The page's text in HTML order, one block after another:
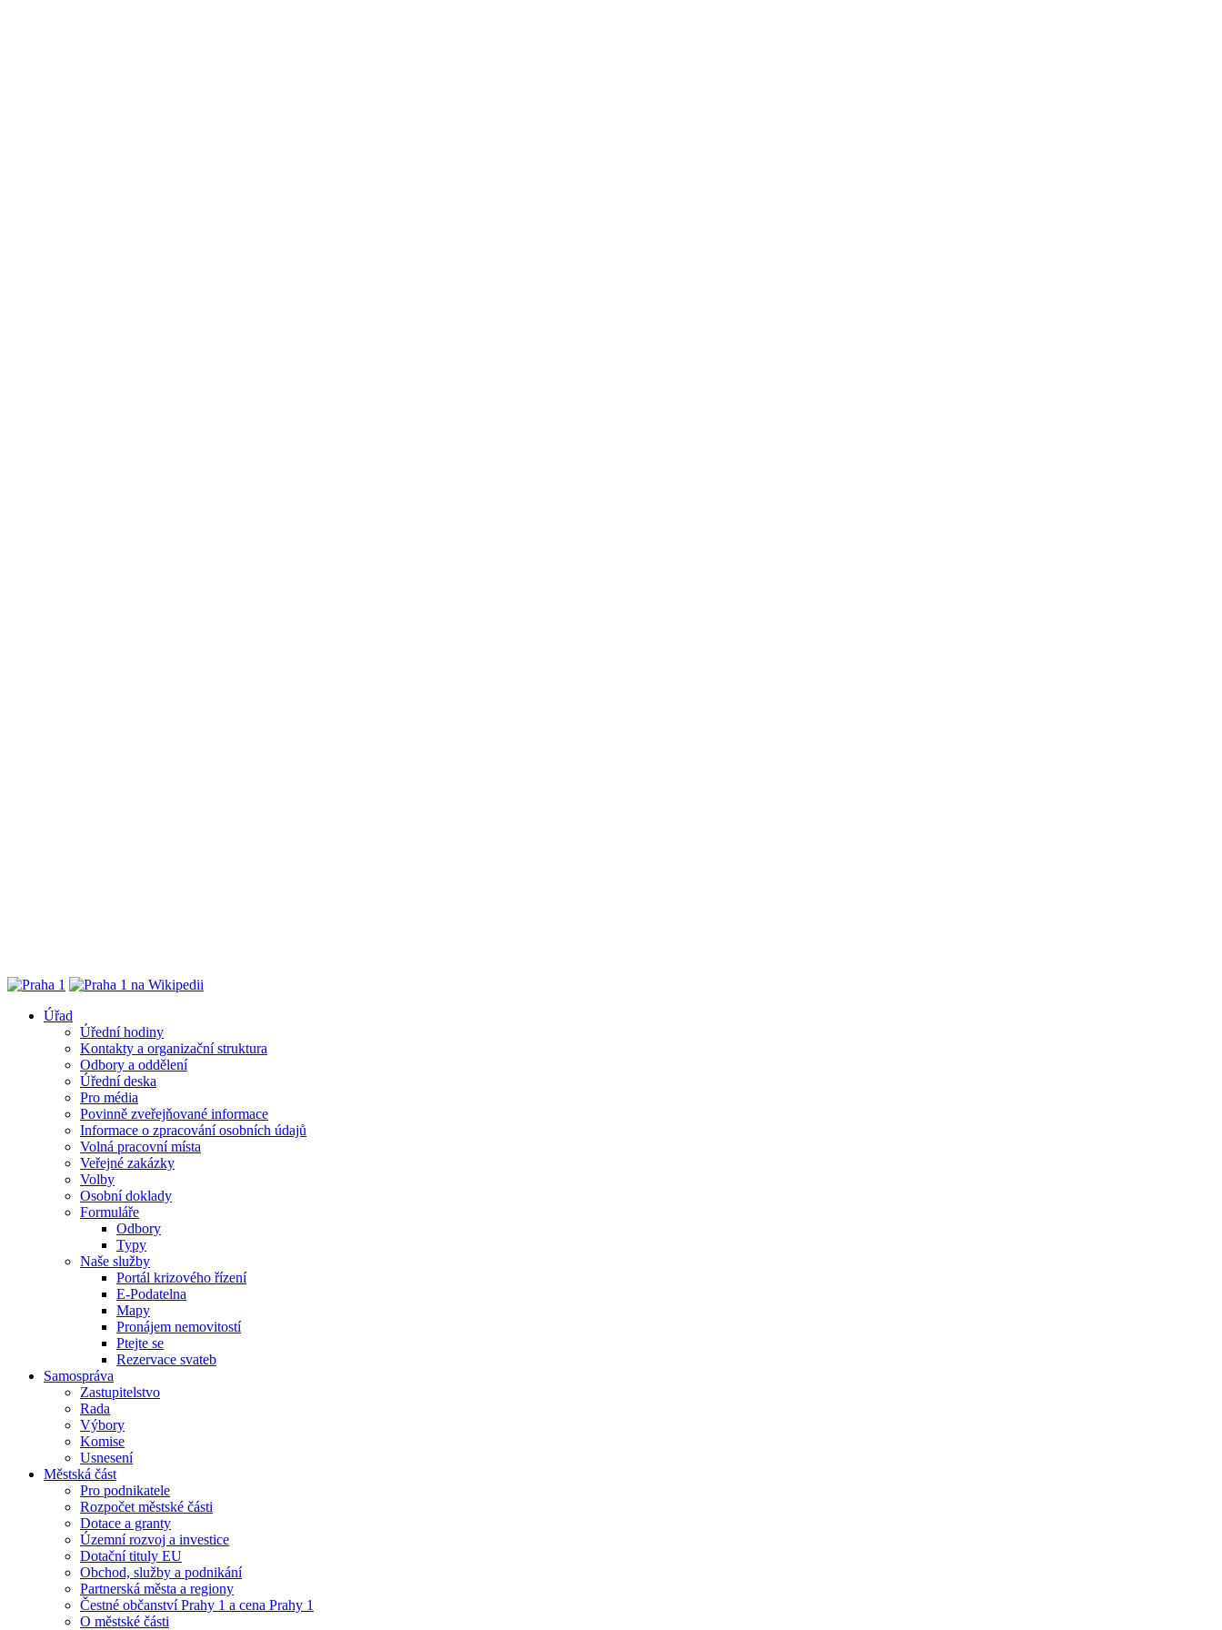
Úřad
Úřední hodiny
Kontakty a organizační struktura
Odbory a oddělení
Úřední deska
Pro média
Povinně zveřejňované informace
Informace o zpracování osobních údajů
Volná pracovní místa
Veřejné zakázky
Volby
Osobní doklady
Formuláře
Odbory
Typy
Naše služby
Portál krizového řízení
E-Podatelna
Mapy
Pronájem nemovitostí
Ptejte se
Rezervace svateb
Samospráva
Zastupitelstvo
Rada
Výbory
Komise
Usnesení
Městská část
Pro podnikatele
Rozpočet městské části
Dotace a granty
Územní rozvoj a investice
Dotační tituly EU
Obchod, služby a podnikání
Partnerská města a regiony
Čestné občanství Prahy 1 a cena Prahy 1
O městské části